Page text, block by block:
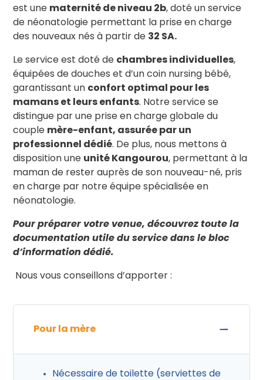
est une maternité de niveau 2b, doté un service
de néonatologie permettant la prise en charge
des nouveaux nés à partir de 32 SA.
Le service est doté de chambres individuelles,
équipées de douches et d’un coin nursing bébé,
garantissant un confort optimal pour les
mamans et leurs enfants. Notre service se
distingue par une prise en charge globale du
couple mère-enfant, assurée par un
professionnel dédié. De plus, nous mettons à
disposition une unité Kangourou, permettant à la
maman de rester auprès de son nouveau-né, pris
en charge par notre équipe spécialisée en
néonatologie.
Pour préparer votre venue, découvrez toute la
documentation utile du service dans le bloc
d’information dédié.
Nous vous conseillons d’apporter :
Pour la mère
Nécessaire de toilette (serviettes de